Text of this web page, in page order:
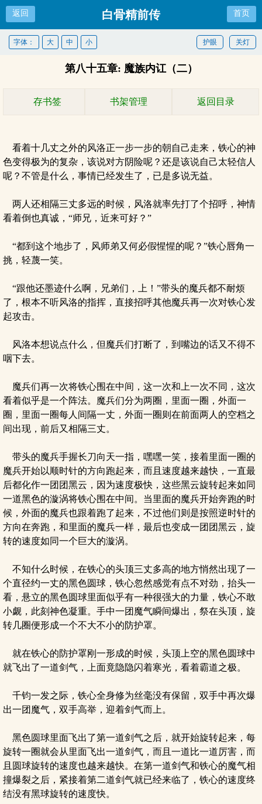
返回 白骨精前传 首页
关灯
护眼
字体： 大 中 小
第八十五章: 魔族内讧（二）
存书签 书架管理 返回目录
看着十几丈之外的风洛正一步一步的朝自己走来，铁心的神
色变得极为的复杂，该说对方阴险呢？还是该说自己太轻信人
呢？不管是什么，事情已经发生了，已是多说无益。
两人还相隔三丈多远的时候，风洛就率先打了个招呼，神情
看着倒也真诚，“师兄，近来可好？”
“都到这个地步了，风师弟又何必假惺惺的呢？”铁心唇角一
挑，轻蔑一笑。
“跟他还墨迹什么啊，兄弟们，上！”带头的魔兵都不耐烦
了，根本不听风洛的指挥，直接招呼其他魔兵再一次对铁心发
起攻击。
风洛本想说点什么，但魔兵们打断了，到嘴边的话又不得不
咽下去。
魔兵们再一次将铁心围在中间，这一次和上一次不同，这次
看着似乎是一个阵法。魔兵们分为两圈，里面一圈，外面一
圈，里面一圈每人间隔一丈，外面一圈则在前面两人的空档之
间出现，前后又相隔三丈。
带头的魔兵手握长刀向天一指，嘿嘿一笑，接着里面一圈的
魔兵开始以顺时针的方向跑起来，而且速度越来越快，一直最
后都化作一团团黑云，因为速度极快，这些黑云旋转起来如同
一道黑色的漩涡将铁心围在中间。当里面的魔兵开始奔跑的时
候，外面的魔兵也跟着跑了起来，不过他们则是按照逆时针的
方向在奔跑，和里面的魔兵一样，最后也变成一团团黑云，旋
转的速度如同一个巨大的漩涡。
不知什么时候，在铁心的头顶三丈多高的地方悄然出现了一
个直径约一丈的黑色圆球，铁心忽然感觉有点不对劲，抬头一
看，悬立的黑色圆球里面似乎有一种很强大的力量，铁心不敢
小觑，此刻神色凝重。手中一团魔气瞬间爆出，祭在头顶，旋
转几圈便形成一个不大不小的防护罩。
就在铁心的防护罩刚一形成的时候，头顶上空的黑色圆球中
就飞出了一道剑气，上面竟隐隐闪着寒光，看着霸道之极。
千钧一发之际，铁心全身修为丝毫没有保留，双手中再次爆
出一团魔气，双手高举，迎着剑气而上。
黑色圆球里面飞出了第一道剑气之后，就开始旋转起来，每
旋转一圈就会从里面飞出一道剑气，而且一道比一道厉害，而
且圆球旋转的速度也越来越快。在第一道剑气和铁心的魔气相
撞爆裂之后，紧接着第二道剑气就已经来临了，铁心的速度终
结没有黑球旋转的速度快。